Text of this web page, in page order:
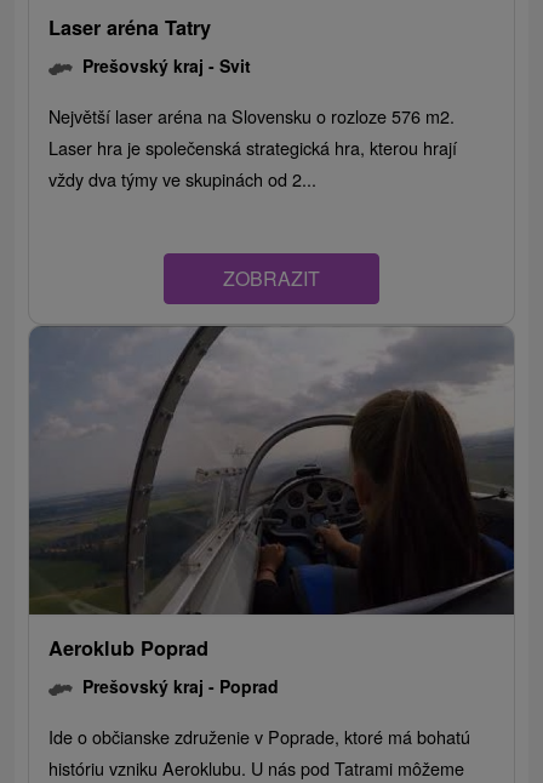
Laser aréna Tatry
Prešovský kraj -Svit
Největší laser aréna na Slovensku o rozloze 576 m2.
Laser hra je společenská strategická hra, kterou hrají
vždy dva týmy ve skupinách od 2...
ZOBRAZIT
Aeroklub Poprad
Prešovský kraj - Poprad
Ide o občianske združenie v Poprade, ktoré má bohatú
históriu vzniku Aeroklubu. U nás pod Tatrami môžeme